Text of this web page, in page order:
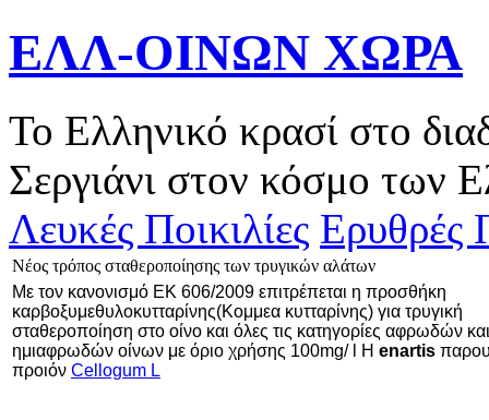
ΕΛΛ-ΟΙΝΩΝ ΧΩΡΑ
Το Ελληνικό κρασί στο
Σεργιάνι στον κόσμο των
Λευκές Ποικιλίες Ερυθρές
Νέος τρόπος σταθεροποίησης των τρυγικών αλάτων
Με τον κανονισμό ΕΚ 606/2009 επιτρέπεται η προσθήκη
καρβοξυμεθυλοκυτταρίνης(Κομμεα κυτταρίνης) για τρυγική
σταθεροποίηση στο οίνο και όλες τις κατηγορίες αφρωδών και
ημιαφρωδών οίνων με όριο χρήσης 100mg/ l Η enartis
προιόν Cellogum L